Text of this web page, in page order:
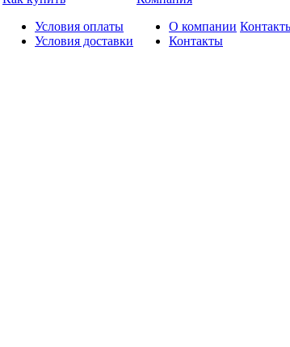
Условия оплаты
Условия доставки
О компании
Контакты